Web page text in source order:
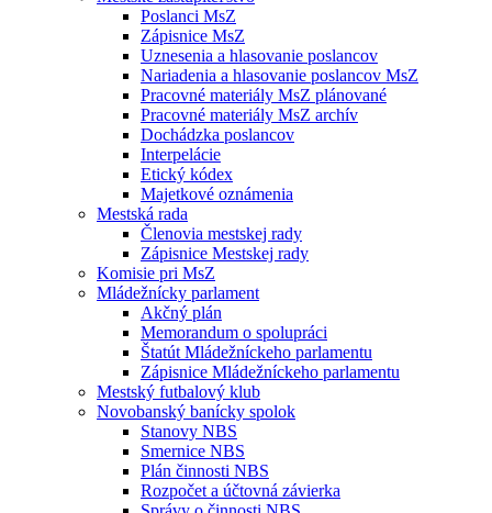
Poslanci MsZ
Zápisnice MsZ
Uznesenia a hlasovanie poslancov
Nariadenia a hlasovanie poslancov MsZ
Pracovné materiály MsZ plánované
Pracovné materiály MsZ archív
Dochádzka poslancov
Interpelácie
Etický kódex
Majetkové oznámenia
Mestská rada
Členovia mestskej rady
Zápisnice Mestskej rady
Komisie pri MsZ
Mládežnícky parlament
Akčný plán
Memorandum o spolupráci
Štatút Mládežníckeho parlamentu
Zápisnice Mládežníckeho parlamentu
Mestský futbalový klub
Novobanský banícky spolok
Stanovy NBS
Smernice NBS
Plán činnosti NBS
Rozpočet a účtovná závierka